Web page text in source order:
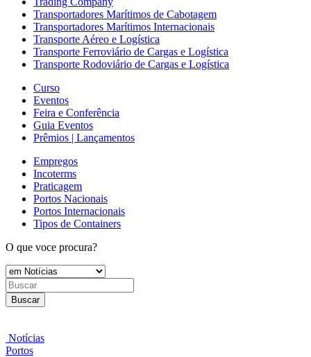
Transportadores Marítimos de Cabotagem
Transportadores Marítimos Internacionais
Transporte Aéreo e Logística
Transporte Ferroviário de Cargas e Logística
Transporte Rodoviário de Cargas e Logística
Curso
Eventos
Feira e Conferência
Guia Eventos
Prêmios | Lançamentos
Empregos
Incoterms
Praticagem
Portos Nacionais
Portos Internacionais
Tipos de Containers
O que voce procura?
Buscar
Notícias
Portos